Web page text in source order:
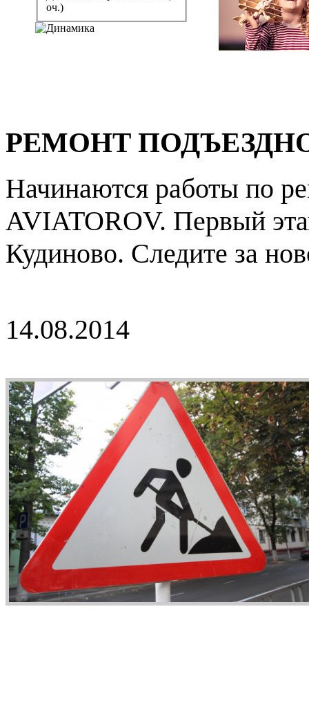
оч.)
РЕМОНТ
Начинаются работы по
AVIATOROV. Первый
Кудиново. Следите за
14.08.2014